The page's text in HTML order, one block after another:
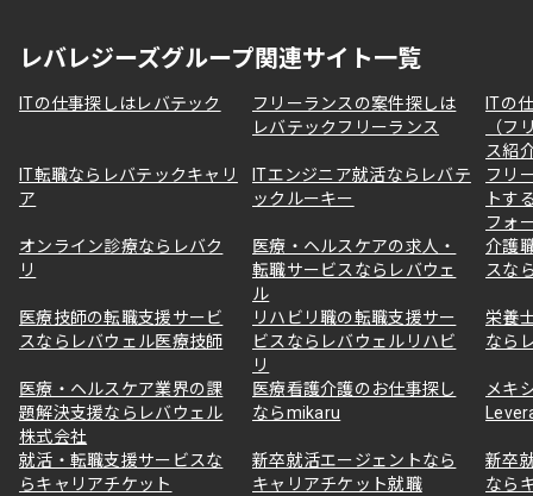
レバレジーズグループ関連サイト一覧
ITの仕事探しはレバテック
フリーランスの案件探しは
レバテックフリーランス
ITの
（フ
ス紹
IT転職ならレバテックキャリ
ア
ITエンジニア就活ならレバテ
ックルーキー
フリ
トす
フォ
オンライン診療ならレバク
リ
医療・ヘルスケアの求人・
転職サービスならレバウェ
ル
介護
スな
医療技師の転職支援サービ
スならレバウェル医療技師
リハビリ職の転職支援サー
ビスならレバウェルリハビ
リ
栄養
なら
医療・ヘルスケア業界の課
題解決支援ならレバウェル
株式会社
医療看護介護のお仕事探し
ならmikaru
メキ
就活・転職支援サービスな
らキャリアチケット
新卒就活エージェントなら
キャリアチケット就職
新卒
なら